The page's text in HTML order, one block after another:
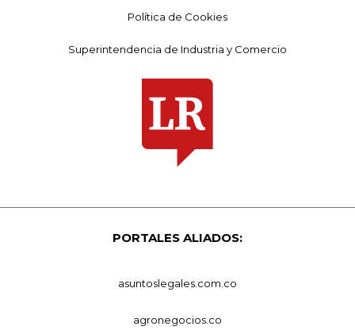
Política de Cookies
Superintendencia de Industria y Comercio
PORTALES ALIADOS:
asuntoslegales.com.co
agronegocios.co